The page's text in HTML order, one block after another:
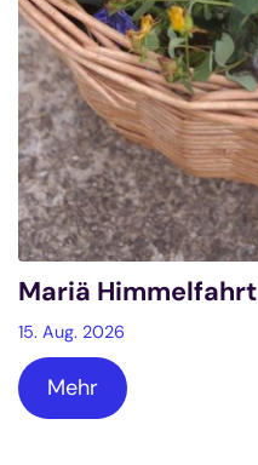
Mariä Himmelfahrt
15. Aug. 2026
Mehr